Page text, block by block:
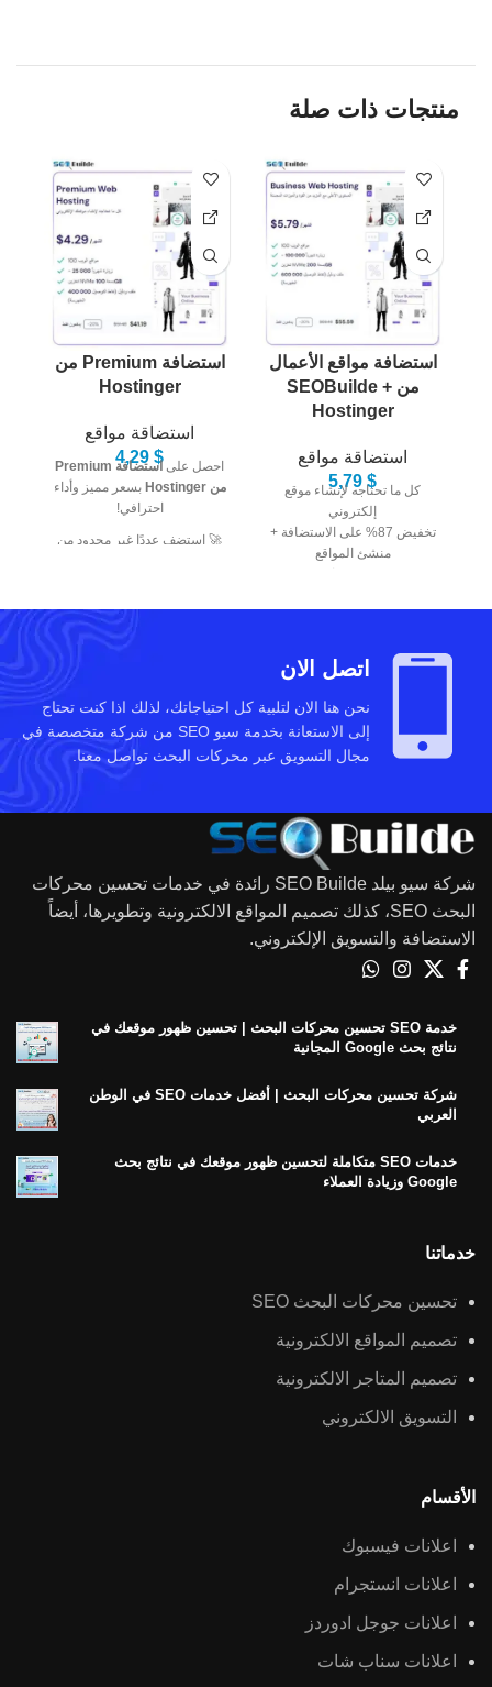
منتجات ذات صلة
استضافة مواقع الأعمال
من SEOBuilde +
Hostinger
استضاقة مواقع
5,79 $
كل ما تحتاجه لإنشاء موقع
إلكتروني
تخفيض 87% على الاستضافة +
منشئ المواقع
استضافة Premium من
Hostinger
استضاقة مواقع
4,29 $احصل على
استضافة Premium
من Hostinger
بسعر مميز وأداء
احترافي!
🚀 استضف عددًا غير محدود من
🌐 السرعة والأمان في استضافة
اتصل الان
نحن هنا الان لتلبية كل احتياجاتك، لذلك اذا كنت تحتاج
إلى الاستعانة بخدمة سيو SEO من شركة متخصصة في
مجال التسويق عبر محركات البحث تواصل معنا.
شركة سيو بيلد SEO Builde رائدة في خدمات تحسين محركات
البحث SEO، كذلك تصميم المواقع الالكترونية وتطويرها، أيضاً
الاستضافة والتسويق الإلكتروني.
خدمة SEO تحسين محركات البحث | تحسين ظهور موقعك في
نتائج بحث Google المجانية
شركة تحسين محركات البحث | أفضل خدمات SEO في الوطن
العربي
خدمات SEO متكاملة لتحسين ظهور موقعك في نتائج بحث
Google وزيادة العملاء
خدماتنا
تحسين محركات البحث SEO
تصميم المواقع الالكترونية
تصميم المتاجر الالكترونية
التسويق الالكتروني
الأقسام
اعلانات فيسبوك
اعلانات انستجرام
اعلانات جوجل ادوردز
اعلانات سناب شات